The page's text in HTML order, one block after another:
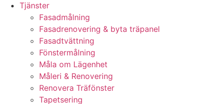
Tjänster
Fasadmålning
Fasadrenovering & byta träpanel
Fasadtvättning
Fönstermålning
Måla om Lägenhet
Måleri & Renovering
Renovera Träfönster
Tapetsering